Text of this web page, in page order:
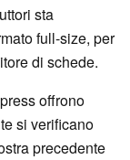
sta
full-size, per
di schede.
offrono
si verificano
precedente